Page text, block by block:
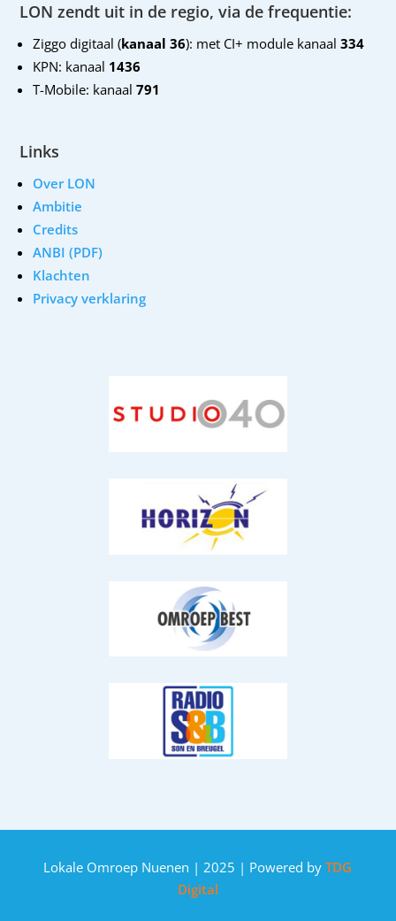
LON zendt uit in de regio, via de frequentie:
Ziggo digitaal (kanaal 36): met CI+ module kanaal 334
KPN: kanaal 1436
T-Mobile: kanaal791
Links
Over LON
Ambitie
Credits
ANBI (PDF)
Klachten
Privacy verklaring
Lokale Omroep Nuenen | 2025 | Powered by TDG
Digital